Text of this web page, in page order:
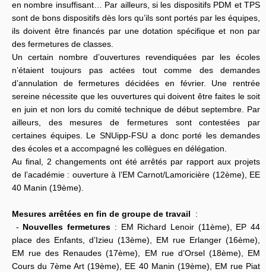
en nombre insuffisant… Par ailleurs, si les dispositifs PDM et TPS
sont de bons dispositifs dès lors qu’ils sont portés par les équipes,
ils doivent être financés par une dotation spécifique et non par
des fermetures de classes.
Un certain nombre d’ouvertures revendiquées par les écoles
n’étaient toujours pas actées tout comme des demandes
d’annulation de fermetures décidées en février. Une rentrée
sereine nécessite que les ouvertures qui doivent être faites le soit
en juin et non lors du comité technique de début septembre. Par
ailleurs, des mesures de fermetures sont contestées par
certaines équipes. Le SNUipp-FSU a donc porté les demandes
des écoles et a accompagné les collègues en délégation.
Au final, 2 changements ont été arrêtés par rapport aux projets
de l’académie : ouverture à l’EM Carnot/Lamoricière (12ème), EE
40 Manin (19ème).
Mesures arrêtées en fin de groupe de travail
:
- Nouvelles fermetures : EM Richard Lenoir (11ème), EP 44
place des Enfants, d’Izieu (13ème), EM rue Erlanger (16ème),
EM rue des Renaudes (17ème), EM rue d’Orsel (18ème), EM
Cours du 7ème Art (19ème), EE 40 Manin (19ème), EM rue Piat